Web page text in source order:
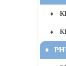
♦
♦
♦